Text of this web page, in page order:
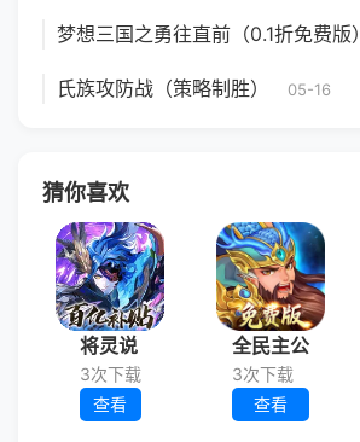
梦想三国之勇往直前（0.1折免费版）
氏族攻防战（策略制胜） 05-16
猜你喜欢
将灵说
3次下载
查看
全民主公
3次下载
查看